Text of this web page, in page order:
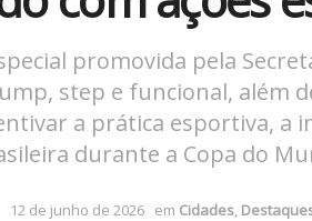
promovida pela
step e funcional, além
a prática esportiva, a
durante a Copa do
12 de junho de 2026 em Cidades,